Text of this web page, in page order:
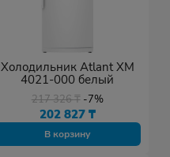
Холодильник Atlant ХМ
4021-000 белый
217 326₸ -7%
202 827 ₸
В корзину